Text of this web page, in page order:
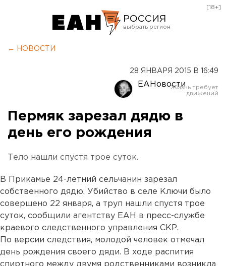
РОССИЯ
Оренбург
[18+]
← НОВОСТИ
28 ЯНВАРЯ 2015 В 16:49
ЕАНовости
Пермяк зарезал дядю в
день его рождения
Тело нашли спустя трое суток.
В Прикамье 24-летний сельчанин зарезал
собственного дядю. Убийство в селе Ключи было
совершено 22 января, а труп нашли спустя трое
суток, сообщили агентству ЕАН в пресс-службе
краевого следственного управления СКР.
По версии следствия, молодой человек отмечал
день рождения своего дяди. В ходе распития
спиртного между двумя родственниками возникла